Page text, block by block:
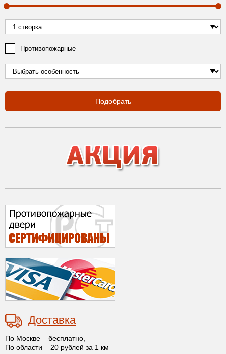
Противопожарные
Подобрать
Доставка
По Москве – бесплатно,
По области – 20 рублей за 1 км